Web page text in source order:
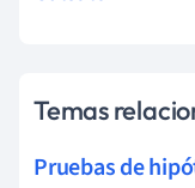
Temas
Pruebas de